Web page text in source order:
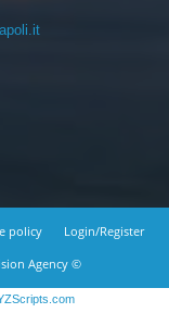
policy
Login/Register
Agency ©